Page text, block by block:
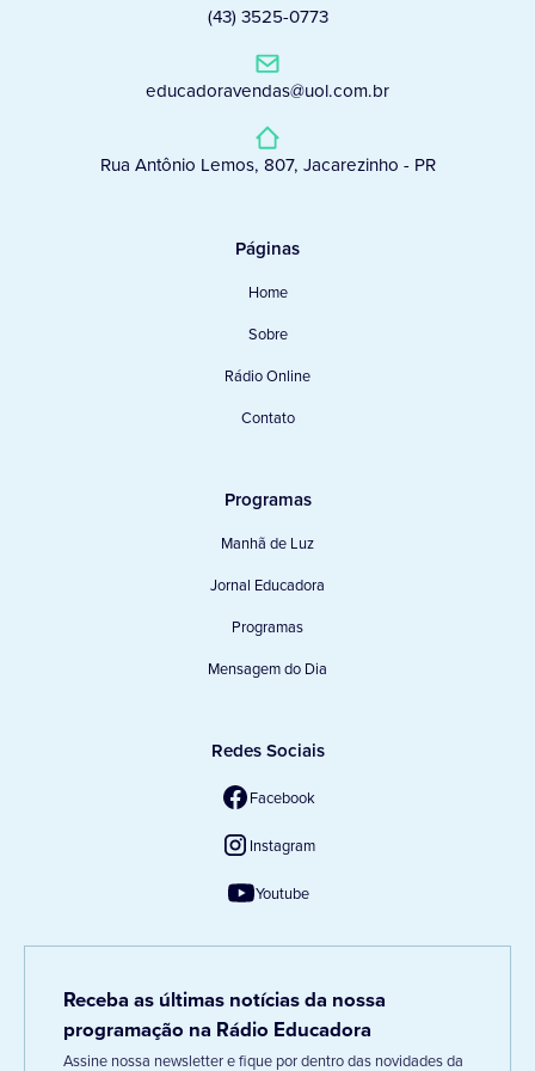
(43) 3525-0773
educadoravendas@uol.com.br
Rua Antônio Lemos, 807, Jacarezinho - PR
Páginas
Home
Sobre
Rádio Online
Contato
Programas
Manhã de Luz
Jornal Educadora
Programas
Mensagem do Dia
Redes Sociais
Facebook
Instagram
Youtube
Receba as últimas notícias da nossa
programação na Rádio Educadora
Assine nossa newsletter e fique por dentro das novidades da